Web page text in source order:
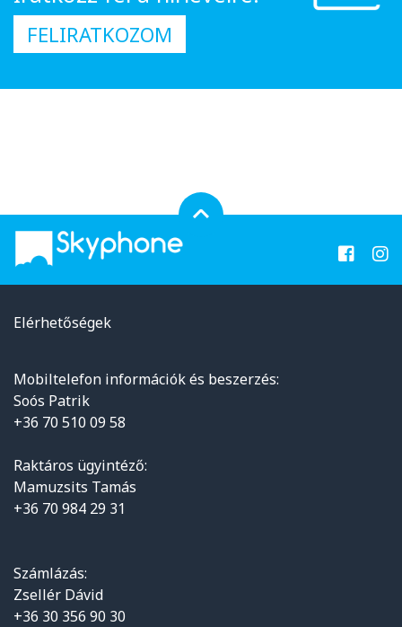
FELIRATKOZOM
Elérhetőségek
Mobiltelefon információk és beszerzés:
Soós Patrik
+36 70 510 09 58
Raktáros ügyintéző:
Mamuzsits Tamás
+36 70 984 29 31
Számlázás:
Zsellér Dávid
+36 30 356 90 30